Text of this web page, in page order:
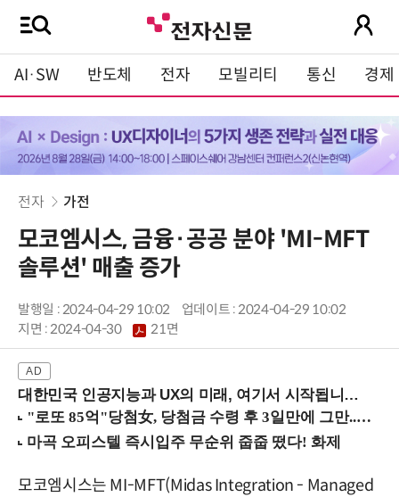
AI·SW 반도체 전자 모빌리티 통신 경제
전자 가전
모코엠시스, 금융·공공 분야 'MI-MFT
솔루션' 매출 증가
발행일 : 2024-04-29 10:02
업데이트 : 2024-04-29 10:02
지면 :2024-04-30 21면
대한민국 인공지능과 UX의 미래, 여기서 시작됩니다! (9/2 강남역)
모코엠시스는 MI-MFT(Midas Integration - Managed